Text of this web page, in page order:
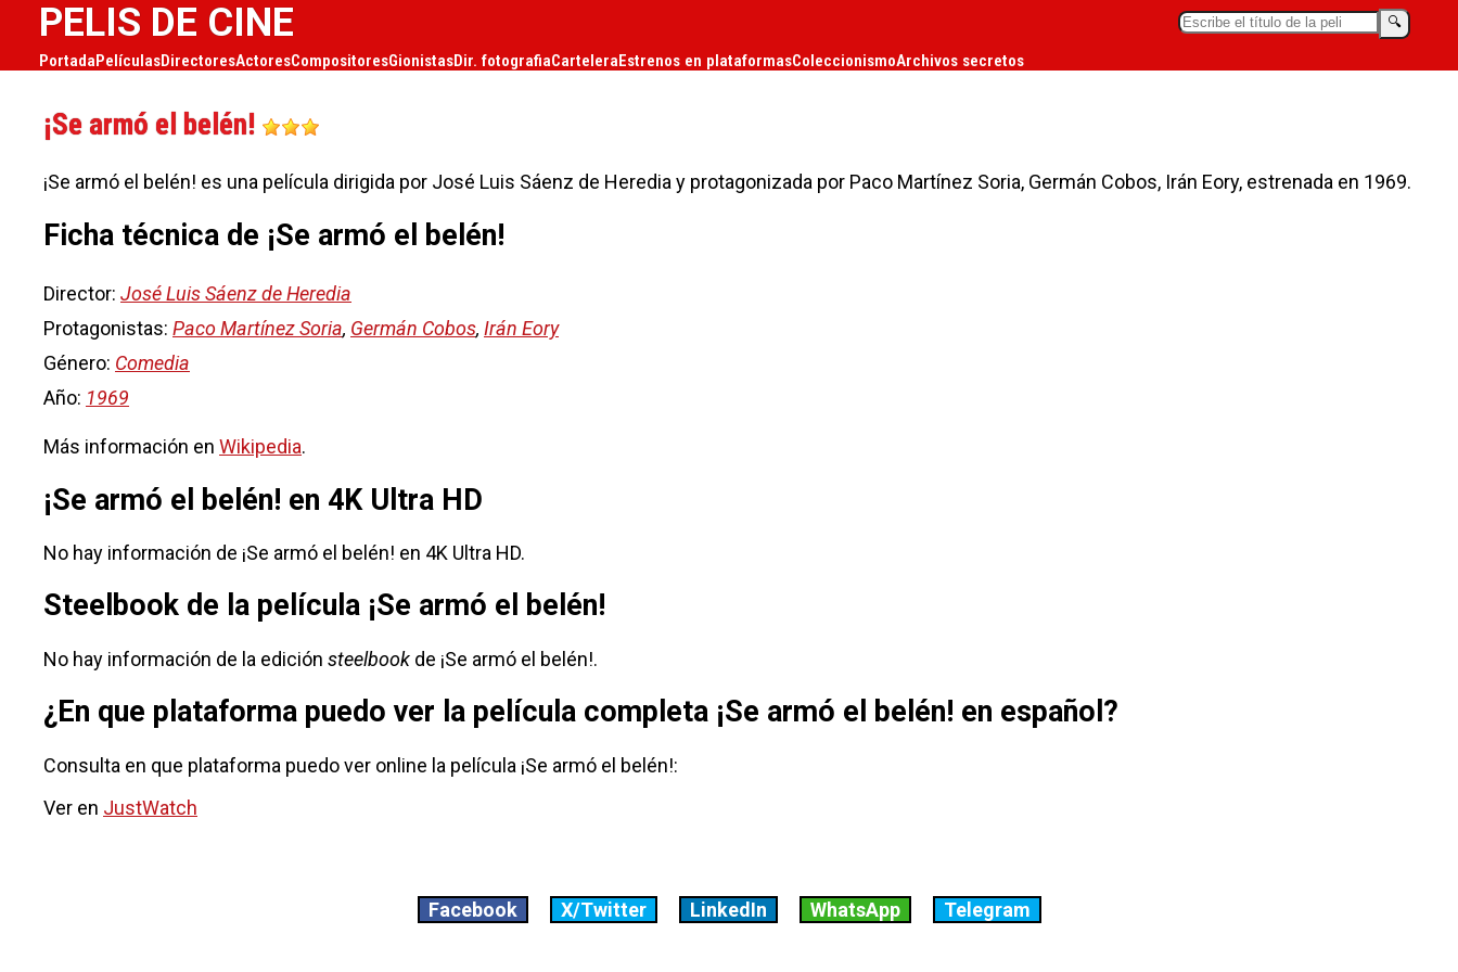
PELIS DE CINE 🔍︎
PortadaPelículasDirectoresActoresCompositoresGionistasDir. fotografiaCarteleraEstrenos en plataformasColeccionismoArchivos secretos
¡Se armó el belén!
¡Se armó el belén! es una película dirigida por José Luis Sáenz de Heredia y protagonizada por Paco Martínez Soria, Germán Cobos, Irán Eory, estrenada en 1969.
Ficha técnica de ¡Se armó el belén!
Director: José Luis Sáenz de Heredia
Protagonistas: Paco Martínez Soria, Germán Cobos, Irán Eory
Género: Comedia
Año: 1969
Más información en Wikipedia.
¡Se armó el belén! en 4K Ultra HD
No hay información de ¡Se armó el belén! en 4K Ultra HD.
Steelbook de la película ¡Se armó el belén!
No hay información de la edición steelbook de ¡Se armó el belén!.
¿En que plataforma puedo ver la película completa ¡Se armó el belén! en español?
Consulta en que plataforma puedo ver online la película ¡Se armó el belén!:
Ver en JustWatch
Facebook X/Twitter LinkedIn WhatsApp Telegram